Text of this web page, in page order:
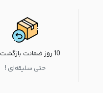
10 روز ضمانت بازگشت کالا
حتی سلیقه‌ای !